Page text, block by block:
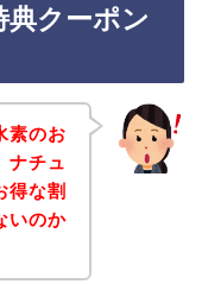
典クーポン
素のお
ナチュ
得な割
いのか